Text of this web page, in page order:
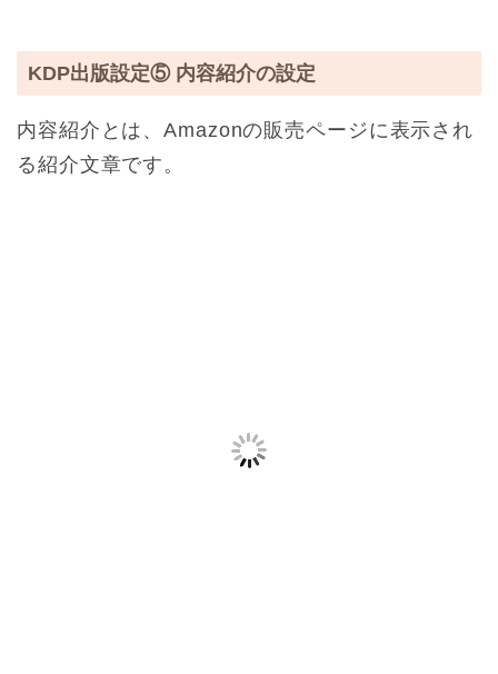
KDP出版設定⑤ 内容紹介の設定
内容紹介とは、Amazonの販売ページに表示され
る紹介文章です。